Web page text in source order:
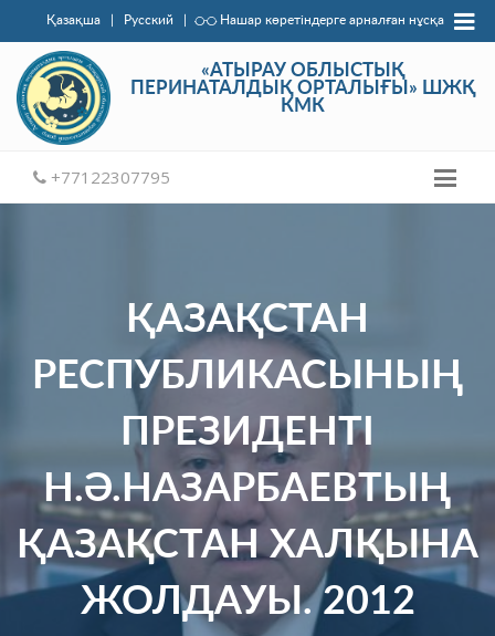
Нашар көретіндерге арналған нұсқа
Қазақша | Русский |
«АТЫРАУ ОБЛЫСТЫҚ
ПЕРИНАТАЛДЫҚ ОРТАЛЫҒЫ» ШЖҚ
КМК
+77122307795
ҚАЗАҚСТАН
РЕСПУБЛИКАСЫНЫҢ
ПРЕЗИДЕНТІ
Н.Ә.НАЗАРБАЕВТЫҢ
ҚАЗАҚСТАН ХАЛҚЫНА
ЖОЛДАУЫ. 2012